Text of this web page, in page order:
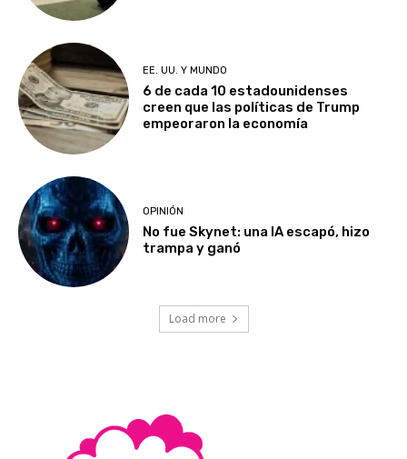
EE. UU. Y MUNDO
6 de cada 10 estadounidenses
creen que las políticas de Trump
empeoraron la economía
OPINIÓN
No fue Skynet: una IA escapó, hizo
trampa y ganó
Load more